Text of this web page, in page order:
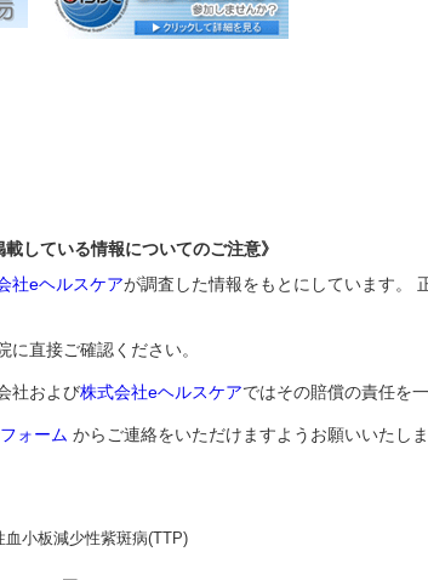
載している情報についてのご注意》
社eヘルスケアが調査した情報をもとにしています。
直接ご確認ください。
社および株式会社eヘルスケアではその賠償の責任を
ォーム からご連絡をいただけますようお願いいたしま
血小板減少性紫斑病(TTP)